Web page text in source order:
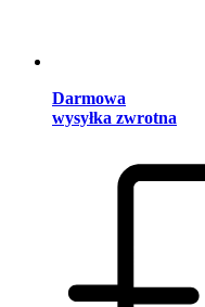
Darmowa
wysyłka zwrotna